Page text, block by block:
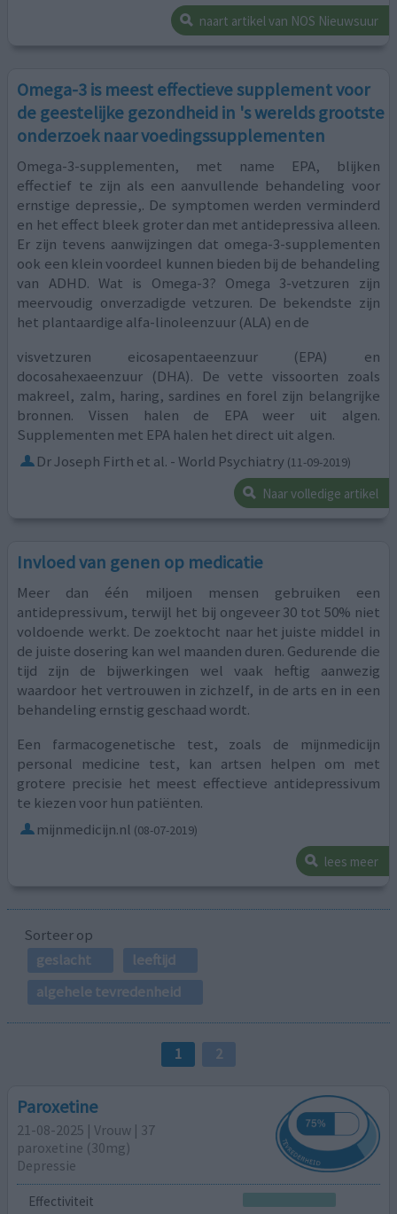
naart artikel van NOS Nieuwsuur
Omega-3 is meest effectieve supplement voor
de geestelijke gezondheid in 's werelds grootste
onderzoek naar voedingssupplementen
Omega-3-supplementen, met name EPA, blijken
effectief te zijn als een aanvullende behandeling voor
ernstige depressie,. De symptomen werden verminderd
en het effect bleek groter dan met antidepressiva alleen.
Er zijn tevens aanwijzingen dat omega-3-supplementen
ook een klein voordeel kunnen bieden bij de behandeling
van ADHD. Wat is Omega-3? Omega 3-vetzuren zijn
meervoudig onverzadigde vetzuren. De bekendste zijn
het plantaardige alfa-linoleenzuur (ALA) en de
visvetzuren eicosapentaeenzuur (EPA) en
docosahexaeenzuur (DHA). De vette vissoorten zoals
makreel, zalm, haring, sardines en forel zijn belangrijke
bronnen. Vissen halen de EPA weer uit algen.
Supplementen met EPA halen het direct uit algen.
Dr Joseph Firth et al. - World Psychiatry (11-09-2019)
Naar volledige artikel
Invloed van genen op medicatie
Meer dan één miljoen mensen gebruiken een
antidepressivum, terwijl het bij ongeveer 30 tot 50% niet
voldoende werkt. De zoektocht naar het juiste middel in
de juiste dosering kan wel maanden duren. Gedurende die
tijd zijn de bijwerkingen wel vaak heftig aanwezig
waardoor het vertrouwen in zichzelf, in de arts en in een
behandeling ernstig geschaad wordt.
Een farmacogenetische test, zoals de mijnmedicijn
personal medicine test, kan artsen helpen om met
grotere precisie het meest effectieve antidepressivum
te kiezen voor hun patiënten.
mijnmedicijn.nl (08-07-2019)
lees meer
Sorteer op
geslacht
leeftijd
algehele tevredenheid
1 2
Paroxetine
21-08-2025 | Vrouw | 37
paroxetine (30mg)
Depressie
Effectiviteit